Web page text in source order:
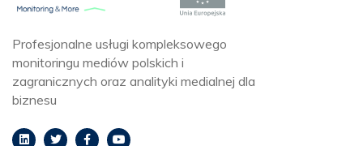
Profesjonalne usługi kompleksowego
monitoringu mediów polskich i
zagranicznych oraz analityki medialnej dla
biznesu